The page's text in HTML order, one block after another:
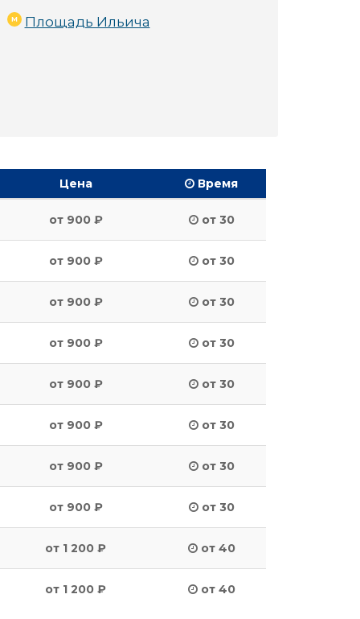
Площадь Ильича
Цена Время
от 900 ₽ от 30
от 900 ₽ от 30
от 900 ₽ от 30
от 900 ₽ от 30
от 900 ₽ от 30
от 900 ₽ от 30
от 900 ₽ от 30
от 900 ₽ от 30
от 1 200 ₽ от 40
от 1 200 ₽ от 40